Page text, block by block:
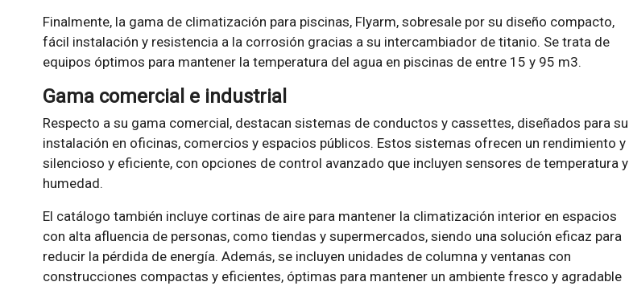
Finalmente, la gama de climatización para piscinas, Flyarm, sobresale por su diseño compacto,
fácil instalación y resistencia a la corrosión gracias a su intercambiador de titanio. Se trata de
equipos óptimos para mantener la temperatura del agua en piscinas de entre 15 y 95 m3.
Gama comercial e industrial
Respecto a su gama comercial, destacan sistemas de conductos y cassettes, diseñados para su
instalación en oficinas, comercios y espacios públicos. Estos sistemas ofrecen un rendimiento y
silencioso y eficiente, con opciones de control avanzado que incluyen sensores de temperatura y
humedad.
El catálogo también incluye cortinas de aire para mantener la climatización interior en espacios
con alta afluencia de personas, como tiendas y supermercados, siendo una solución eficaz para
reducir la pérdida de energía. Además, se incluyen unidades de columna y ventanas con
construcciones compactas y eficientes, óptimas para mantener un ambiente fresco y agradable